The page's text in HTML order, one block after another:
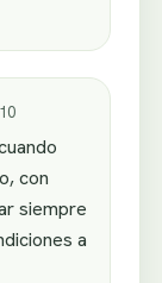
con
siempre
a